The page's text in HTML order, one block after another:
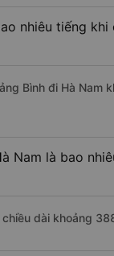
nhiêu tiếng
Bình đi Hà Nam
Nam là bao
dài khoảng